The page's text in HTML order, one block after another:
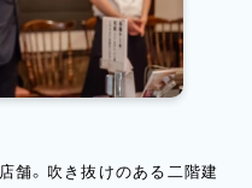
舗。吹き抜けのある二階建